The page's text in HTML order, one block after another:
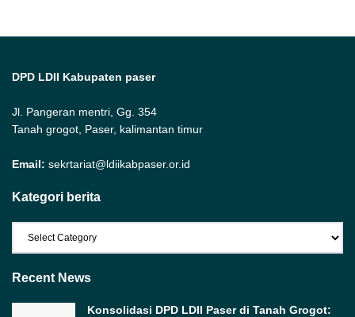
DPD LDII Kabupaten paser
Jl. Pangeran mentri, Gg. 354
Tanah grogot, Paser, kalimantan timur
Email: sekrtariat@ldiikabpaser.or.id
Kategori berita
Recent News
Konsolidasi DPD LDII Paser di Tanah Grogot: